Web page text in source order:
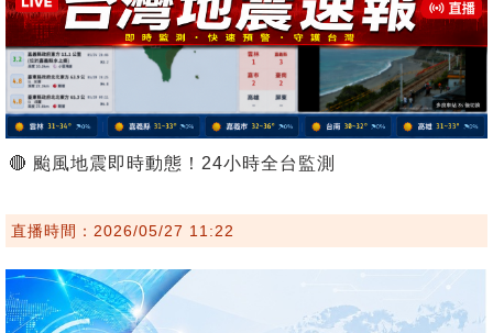
🔴 颱風地震即時動態！24小時全台監測
直播時間：2026/05/27 11:22